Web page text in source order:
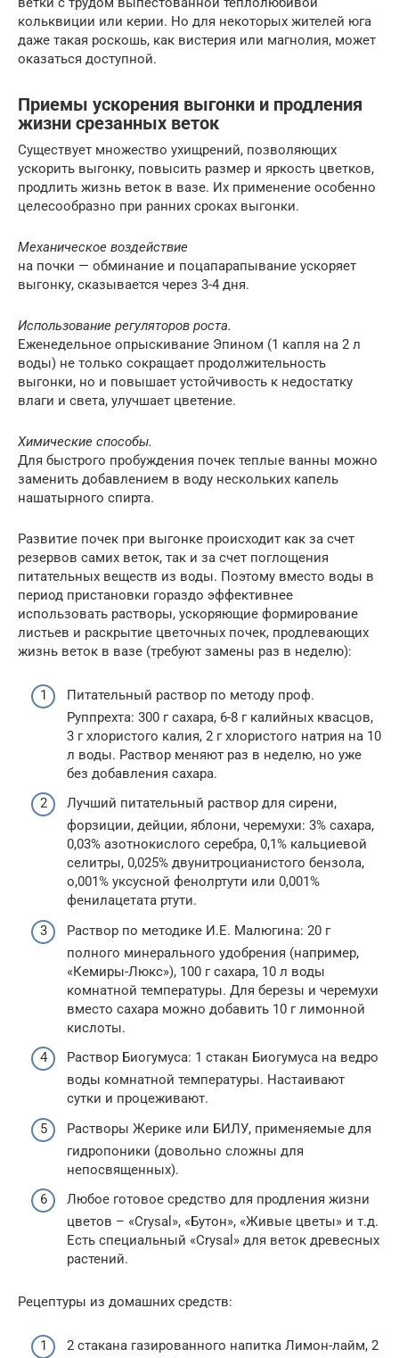
кольквиции или керии. Но для некоторых жителей юга
даже такая роскошь, как вистерия или магнолия, может
оказаться доступной.
Приемы ускорения выгонки и продления
жизни срезанных веток
Существует множество ухищрений, позволяющих
ускорить выгонку, повысить размер и яркость цветков,
продлить жизнь веток в вазе. Их применение особенно
целесообразно при ранних сроках выгонки.
Механическое воздействие
на почки — обминание и поцапарапывание ускоряет
выгонку, сказывается через 3-4 дня.
Использование регуляторов роста.
Еженедельное опрыскивание Эпином (1 капля на 2 л
воды) не только сокращает продолжительность
выгонки, но и повышает устойчивость к недостатку
влаги и света, улучшает цветение.
Химические способы.
Для быстрого пробуждения почек теплые ванны можно
заменить добавлением в воду нескольких капель
нашатырного спирта.
Развитие почек при выгонке происходит как за счет
резервов самих веток, так и за счет поглощения
питательных веществ из воды. Поэтому вместо воды в
период пристановки гораздо эффективнее
использовать растворы, ускоряющие формирование
листьев и раскрытие цветочных почек, продлевающих
жизнь веток в вазе (требуют замены раз в неделю):
Питательный раствор по методу проф.
Руппрехта: 300 г сахара, 6-8 г калийных квасцов,
3 г хлористого калия, 2 г хлористого натрия на 10
л воды. Раствор меняют раз в неделю, но уже
без добавления сахара.
Лучший питательный раствор для сирени,
форзиции, дейции, яблони, черемухи: 3% сахара,
0,03% азотнокислого серебра, 0,1% кальциевой
селитры, 0,025% двунитроцианистого бензола,
о,001% уксусной фенолртути или 0,001%
фенилацетата ртути.
Раствор по методике И.Е. Малюгина: 20 г
полного минерального удобрения (например,
«Кемиры-Люкс»), 100 г сахара, 10 л воды
комнатной температуры. Для березы и черемухи
вместо сахара можно добавить 10 г лимонной
кислоты.
Раствор Биогумуса: 1 стакан Биогумуса на ведро
воды комнатной температуры. Настаивают
сутки и процеживают.
Растворы Жерике или БИЛУ, применяемые для
гидропоники (довольно сложны для
непосвященных).
Любое готовое средство для продления жизни
цветов – «Crysal», «Бутон», «Живые цветы» и т.д.
Есть специальный «Crysal» для веток древесных
растений.
Рецептуры из домашних средств:
2 стакана газированного напитка Лимон-лайм, 2